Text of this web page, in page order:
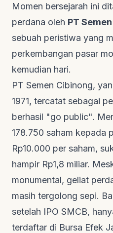
Momen bersejarah ini
perdana oleh PT
sebuah peristiwa yang
perkembangan pasar
kemudian hari.
PT Semen Cibinong,
1971, tercatat sebagai
berhasil "go public".
178.750 saham kepada
Rp10.000 per saham,
hampir Rp1,8 miliar.
monumental, geliat
masih tergolong sepi.
setelah IPO SMCB,
terdaftar di Bursa Efek